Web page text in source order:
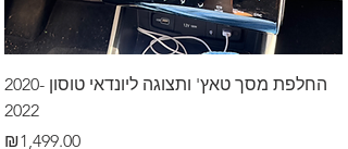
החלפת מסך טאץ' ותצוגה ליונדאי טוסון 2020-
2022
Price
₪1,499.00